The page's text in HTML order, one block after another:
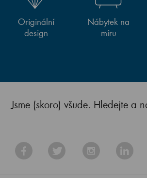
Originální
design
Nábytek na
míru
Jsme (skoro) všude. Hledejte a